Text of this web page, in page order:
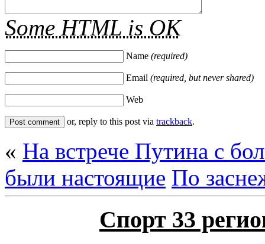
Some HTML is OK
Name (required)
Email (required, but never shared)
Web
or, reply to this post via trackback.
« На встрече Путина с
были настоящие По
Спорт 33